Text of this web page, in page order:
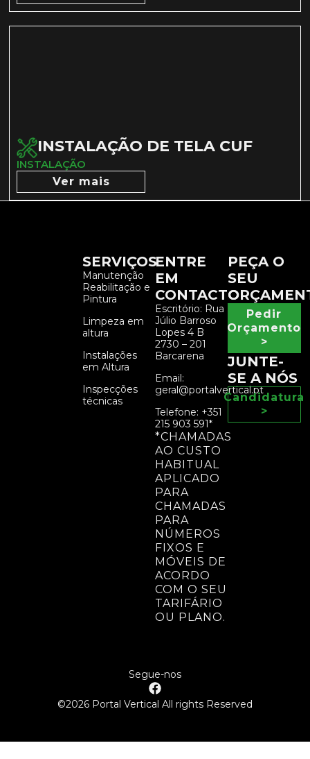
INSTALAÇÃO DE TELA CUF
INSTALAÇÃO
Ver mais
SERVIÇOS
Manutenção
Reabilitação e
Pintura
Limpeza em
altura
Instalações
em Altura
Inspecções
técnicas
ENTRE
EM
CONTACTO
Escritório: Rua
Júlio Barroso
Lopes 4 B
2730 – 201
Barcarena
Email:
geral@portalvertical.pt
Telefone: +351
215 903 591*
*CHAMADAS
AO CUSTO
HABITUAL
APLICADO
PARA
CHAMADAS
PARA
NÚMEROS
FIXOS E
MÓVEIS DE
ACORDO
COM O SEU
TARIFÁRIO
OU PLANO.
PEÇA O
SEU
Pedir
Orçamento
>
JUNTE-
SE A NÓS
Candidatura
>
Segue-nos
©2026 Portal Vertical All rights Reserved